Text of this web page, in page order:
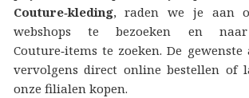
Couture‑kleding, raden we je aan
webshops te bezoeken en
Couture‑items te zoeken. De
vervolgens direct online bestellen of
onze filialen kopen.